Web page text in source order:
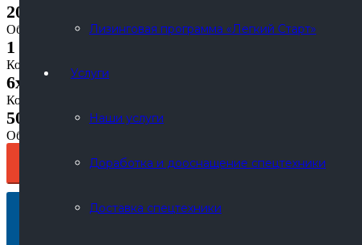
Лизинговая программа «Легкий Старт»
Услуги
Наши услуги
Доработка и дооснащение спецтехники
Доставка спецтехники
Объём автоцистерны
20 м³
Количество секций
1 отсек
Колёсная формула
6x4
Объём топливных баков
500 л
ПОЛУЧИТЬ КП
КУПИТЬ В ЛИЗИНГ